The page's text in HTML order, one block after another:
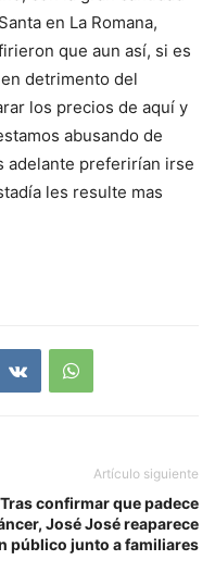
en La Romana,
que aun así, si es
detrimento del
los precios de aquí y
abusando de
adelante preferirían irse
les resulte mas
Artículo siguiente
Tras confirmar que padece
José José reaparece
público junto a familiares